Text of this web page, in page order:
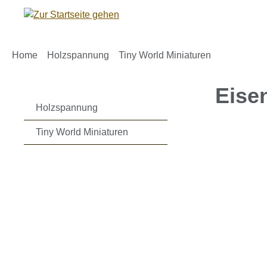
Hauptinhalt springen
Zur Suche springen
Zur Hauptnavigation springen
Home Holzspannung Tiny World Miniaturen
Holzspannung
Tiny World Miniaturen